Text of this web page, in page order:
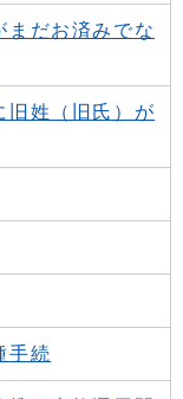
まだお済みでな
旧姓（旧氏）が
手続